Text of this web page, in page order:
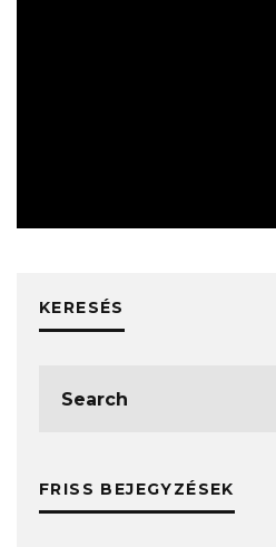
KERESÉS
FRISS BEJEGYZÉSEK